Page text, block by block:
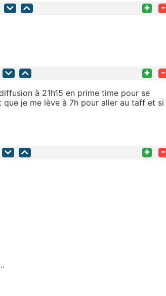
+ -
+ -
à 21h15 en prime time pour se
je me lève à 7h pour aller au taff et si
+ -